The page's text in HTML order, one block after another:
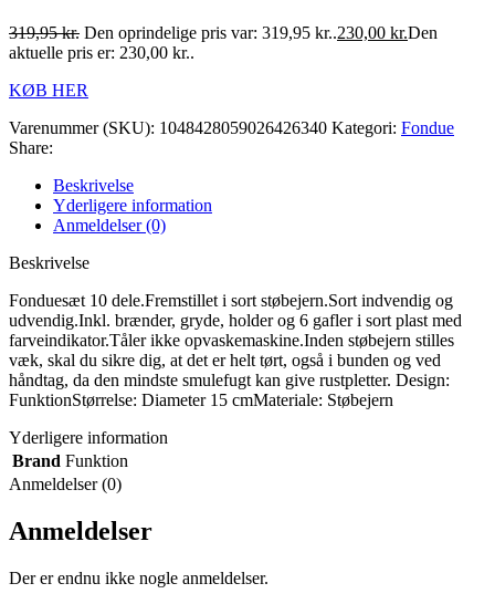
319,95kr. Den oprindelige pris var: 319,95 kr..230,00 kr.Den
aktuelle pris er: 230,00 kr..
KØB HER
Varenummer (SKU): 1048428059026426340 Kategori: Fondue
Share:
Beskrivelse
Yderligere information
Anmeldelser (0)
Beskrivelse
Fonduesæt 10 dele.Fremstillet i sort støbejern.Sort indvendig og
udvendig.Inkl. brænder, gryde, holder og 6 gafler i sort plast med
farveindikator.Tåler ikke opvaskemaskine.Inden støbejern stilles
væk, skal du sikre dig, at det er helt tørt, også i bunden og ved
håndtag, da den mindste smulefugt kan give rustpletter. Design:
FunktionStørrelse: Diameter 15 cmMateriale: Støbejern
Yderligere information
Brand Funktion
Anmeldelser (0)
Anmeldelser
Der er endnu ikke nogle anmeldelser.